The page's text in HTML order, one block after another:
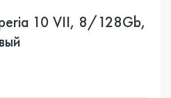
10 VII, 8/128Gb,